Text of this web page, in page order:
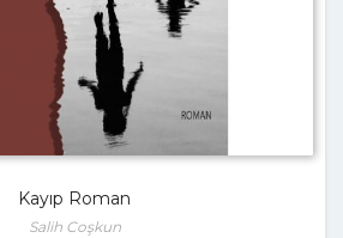
Kayıp Roman
Salih Coşkun